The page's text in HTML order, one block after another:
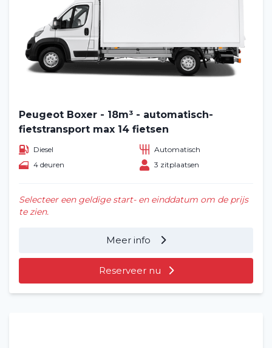
Peugeot Boxer - 18m³ - automatisch-
fietstransport max 14 fietsen
Diesel
Automatisch
4 deuren
3 zitplaatsen
Selecteer een geldige start- en einddatum om de prijs
te zien.
Meer info
Reserveer nu